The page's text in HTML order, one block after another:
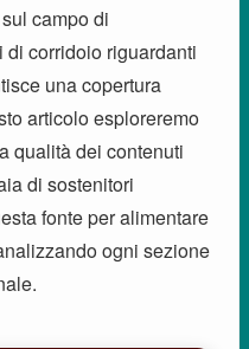
campo di
corridoio riguardanti
una copertura
articolo esploreremo
qualità dei contenuti
di sostenitori
fonte per alimentare
ogni sezione